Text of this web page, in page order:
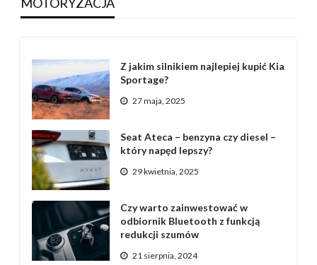
Z jakim silnikiem najlepiej kupić Kia
Sportage?
27 maja, 2025
Seat Ateca – benzyna czy diesel –
który napęd lepszy?
29 kwietnia, 2025
Czy warto zainwestować w
odbiornik Bluetooth z funkcją
redukcji szumów
21 sierpnia, 2024